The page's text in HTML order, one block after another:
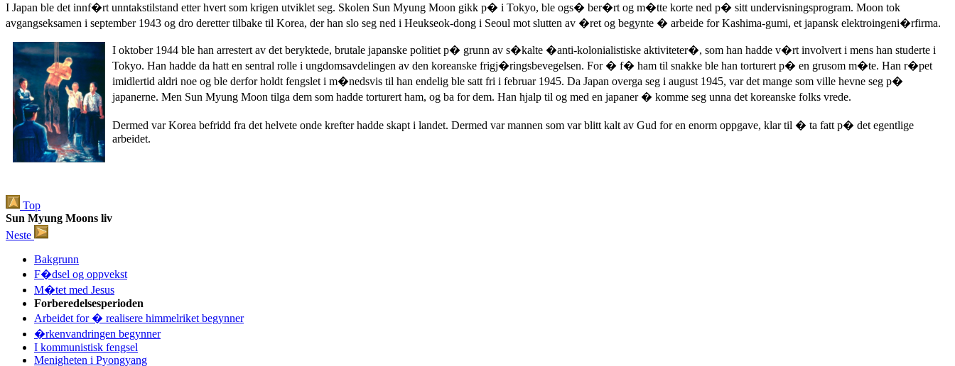
I Japan ble det innf�rt unntakstilstand etter hvert som krigen utviklet seg. Skolen Sun Myung Moon gikk p� i Tokyo, ble ogs� ber�rt og m�tte korte ned p� sitt undervisningsprogram. Moon tok
avgangseksamen i september 1943 og dro deretter tilbake til Korea, der han slo seg ned i Heukseok-dong i Seoul mot slutten av �ret og begynte � arbeide for Kashima-gumi, et japansk elektroingeni�rfirma.
I oktober 1944 ble han arrestert av det beryktede, brutale japanske politiet p� grunn av s�kalte �anti-kolonialistiske aktiviteter�, som han hadde v�rt involvert i mens han studerte i
Tokyo. Han hadde da hatt en sentral rolle i ungdomsavdelingen av den koreanske frigj�ringsbevegelsen. For � f� ham til snakke ble han torturert p� en grusom m�te. Han r�pet
imidlertid aldri noe og ble derfor holdt fengslet i m�nedsvis til han endelig ble satt fri i februar 1945. Da Japan overga seg i august 1945, var det mange som ville hevne seg p�
japanerne. Men Sun Myung Moon tilga dem som hadde torturert ham, og ba for dem. Han hjalp til og med en japaner � komme seg unna det koreanske folks vrede.
Dermed var Korea befridd fra det helvete onde krefter hadde skapt i landet. Dermed var mannen som var blitt kalt av Gud for en enorm oppgave, klar til � ta fatt p� det egentlige
arbeidet.
Top
Sun Myung Moons liv
Neste
Bakgrunn
F�dsel og oppvekst
M�tet med Jesus
Forberedelsesperioden
Arbeidet for � realisere himmelriket begynner
�rkenvandringen begynner
I kommunistisk fengsel
Menigheten i Pyongyang